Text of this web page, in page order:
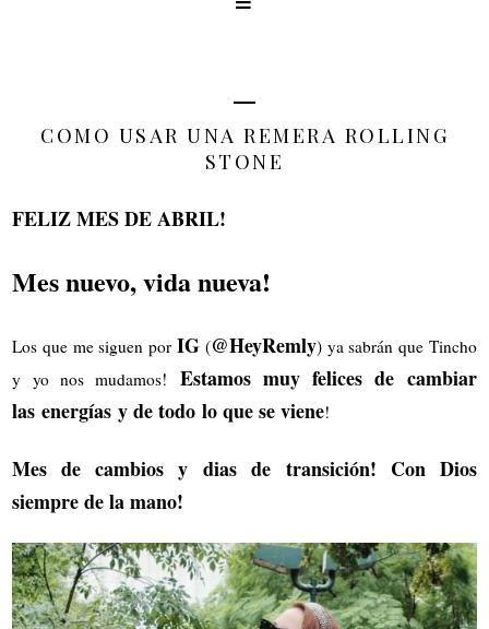
COMO USAR UNA REMERA ROLLING
STONE
FELIZ MES DE ABRIL!
Mes nuevo, vida nueva!
Los que me siguen por IG (@HeyRemly) ya sabrán que Tincho
y yo nos mudamos!
Estamos muy felices de cambiar
las energías y de todo lo que se viene!
Mes de cambios y dias de transición! Con Dios
siempre de la mano!